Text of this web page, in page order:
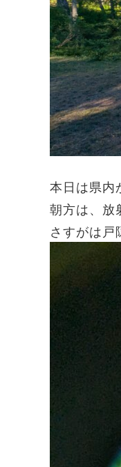
本日は県内
朝方は、放
さすがは戸